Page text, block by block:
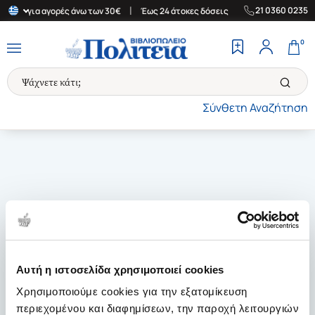
Αυτή η ιστοσελίδα χρησιμοποιεί cookies
Χρησιμοποιούμε cookies για την εξατομίκευση
περιεχομένου και διαφημίσεων, την παροχή λειτουργιών
για αγορές άνω των 30€ Έως 24 άτοκες δόσεις | Δωρεάν
21 0360 0235
Σύνθετη Αναζήτηση
0